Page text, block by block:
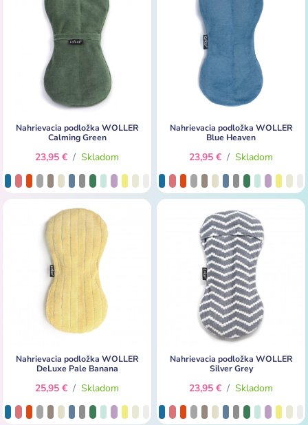
Nahrievacia podložka WOLLER
Calming Green
23,95 € / Skladom
Nahrievacia podložka WOLLER
Blue Heaven
23,95 € / Skladom
Nahrievacia podložka WOLLER
DeLuxe Pale Banana
25,95 € / Skladom
Nahrievacia podložka WOLLER
Silver Grey
23,95 € / Skladom